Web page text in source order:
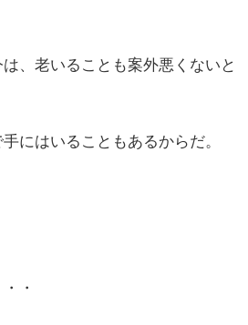
、老いることも案外悪くないと
にはいることもあるからだ。
・